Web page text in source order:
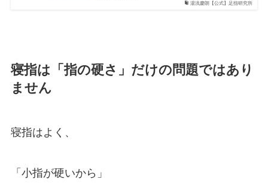
湯浅慶朗【公式】足指研究所
寝指は「指の硬さ」だけの問題ではあり
ません
寝指はよく、
「小指が硬いから」